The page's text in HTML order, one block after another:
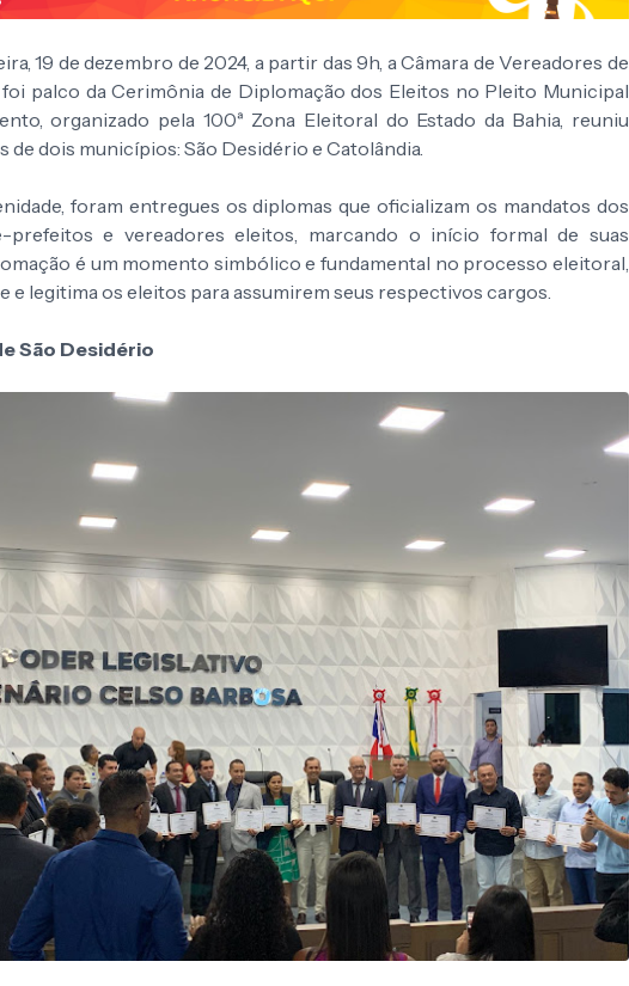
19 de dezembro de 2024, a partir das 9h, a Câmara de Vereadores de
palco da Cerimônia de Diplomação dos Eleitos no Pleito Municipal
organizado pela 100ª Zona Eleitoral do Estado da Bahia, reuniu
de dois municípios: São Desidério e Catolândia.
foram entregues os diplomas que oficializam os mandatos dos
prefeitos e vereadores eleitos, marcando o início formal de suas
é um momento simbólico e fundamental no processo eleitoral,
e legitima os eleitos para assumirem seus respectivos cargos.
São Desidério